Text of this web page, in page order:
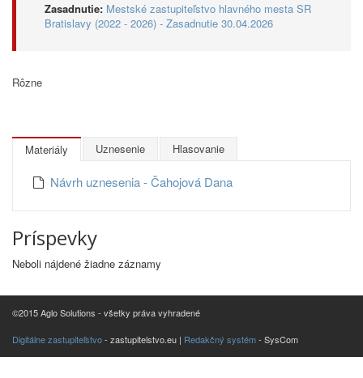
Zasadnutie: Mestské zastupiteľstvo hlavného mesta SR
Bratislavy (2022 - 2026) - Zasadnutie 30.04.2026
Rôzne
Materiály Uznesenie Hlasovanie
Návrh uznesenia - Čahojová Dana
Príspevky
Neboli nájdené žiadne záznamy
©2015 Aglo Solutions - všetky práva vyhradené
Digitálne zastupiteľstvo- zastupitelstvo.eu | Redakčný systém- SysCom